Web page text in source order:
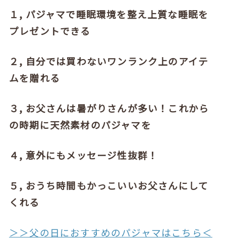
１, パジャマで睡眠環境を整え上質な睡眠を
プレゼントできる
２, 自分では買わないワンランク上のアイテ
ムを贈れる
３, お父さんは暑がりさんが多い！これから
の時期に天然素材のパジャマを
４, 意外にもメッセージ性抜群！
５, おうち時間もかっこいいお父さんにして
くれる
＞＞父の日におすすめのパジャマはこちら＜